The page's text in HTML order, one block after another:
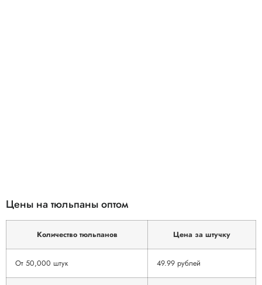
Цены на тюльпаны оптом
Количество тюльпанов Цена за штучку
От 50,000 штук 49.99 рублей